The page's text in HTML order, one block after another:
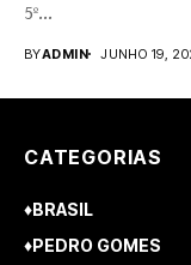
5º...
BYADMIN JUNHO 19,
CATEGORIAS
♦BRASIL
♦PEDRO GOMES